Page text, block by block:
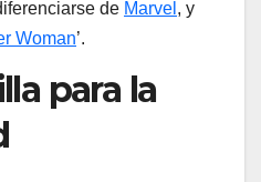
de Marvel , y
Woman’.
para la